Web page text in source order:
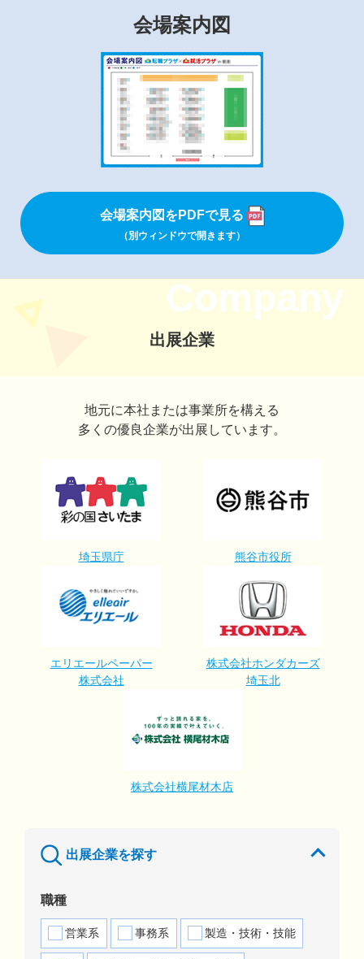
会場案内図
会場案内図をPDFで見る
（別ウィンドウで開きます）
Company
出展企業
地元に本社または事業所を構える
多くの優良企業が出展しています。
埼玉県庁 熊谷市役所
エリエールペーパー
株式会社
株式会社ホンダカーズ
埼玉北
株式会社横尾材木店
出展企業を探す
職種
営業系 事務系 製造・技術・技能